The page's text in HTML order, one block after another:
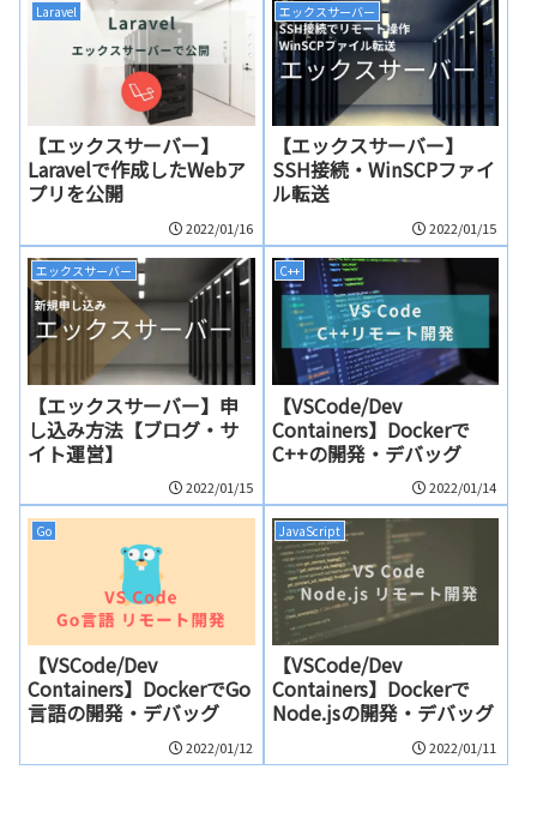
Laravel
【エックスサーバー】
Laravelで作成したWebア
プリを公開
2022/01/16
エックスサーバー
【エックスサーバー】
SSH接続・WinSCPファイ
ル転送
2022/01/15
エックスサーバー
【エックスサーバー】申
し込み方法【ブログ・サ
イト運営】
2022/01/15
C++
【VSCode/Dev
Containers】Dockerで
C++の開発・デバッグ
2022/01/14
Go
【VSCode/Dev
Containers】DockerでGo
言語の開発・デバッグ
2022/01/12
JavaScript
【VSCode/Dev
Containers】Dockerで
Node.jsの開発・デバッグ
2022/01/11